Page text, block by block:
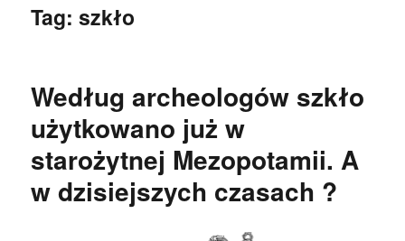
Tag:szkło
Według archeologów szkło
użytkowano już w
starożytnej Mezopotamii. A
w dzisiejszych czasach ?